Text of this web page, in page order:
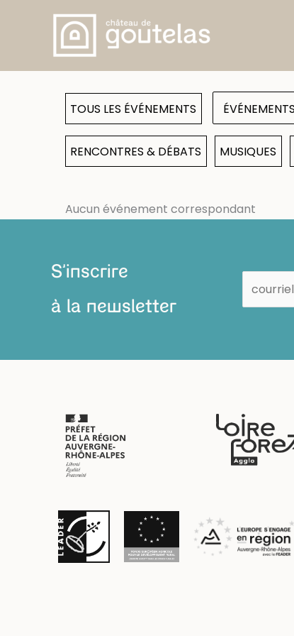
TOUS LES ÉVÉNEMENTS
RENCONTRES & DÉBATS MUSIQUES
Aucun événement correspondant
S'inscrire
à la newsletter